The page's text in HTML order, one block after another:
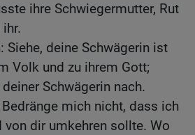
ihre Schwiegermutter, Rut
Siehe, deine Schwägerin ist
Volk und zu ihrem Gott;
Schwägerin nach.
mich nicht, dass ich
von dir umkehren sollte. Wo